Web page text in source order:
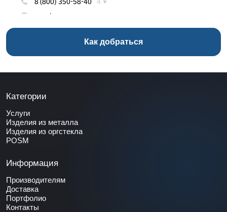
Как добраться
Категории
Услуги
Изделия из металла
Изделия из оргстекла
POSM
Информация
Производителям
Доставка
Портфолио
Контакты